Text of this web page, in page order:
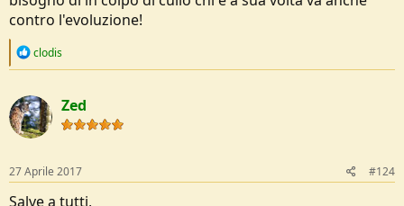
contro l'evoluzione!
R
c
t
i
o
s
:
clodis
Zed
27 Aprile 2017 #124
Salve a tutti,